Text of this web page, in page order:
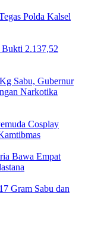
Polda Kalsel
Bukti 2.137,52
Sabu, Gubernur
Narkotika
Cosplay
Bawa Empat
Gram Sabu dan